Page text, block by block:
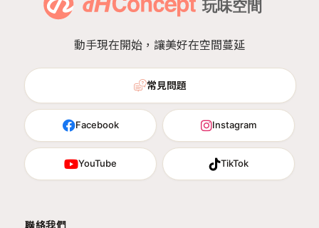
動手現在開始，讓美好在空間蔓延
常見問題
Facebook Instagram
YouTube TikTok
聯絡我們